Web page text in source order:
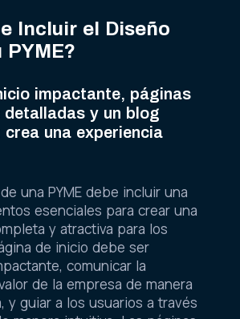
Incluir el Diseño
PYME?
impactante, páginas
detalladas y un blog
una experiencia
una PYME debe incluir una
esenciales para crear una
y atractiva para los
de inicio debe ser
comunicar la
de la empresa de manera
y guiar a los usuarios a través